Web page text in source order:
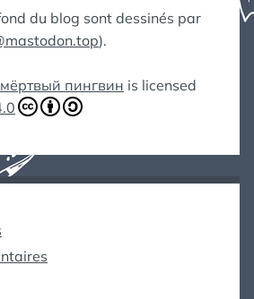
du blog sont dessinés par
).
пингвин is licensed